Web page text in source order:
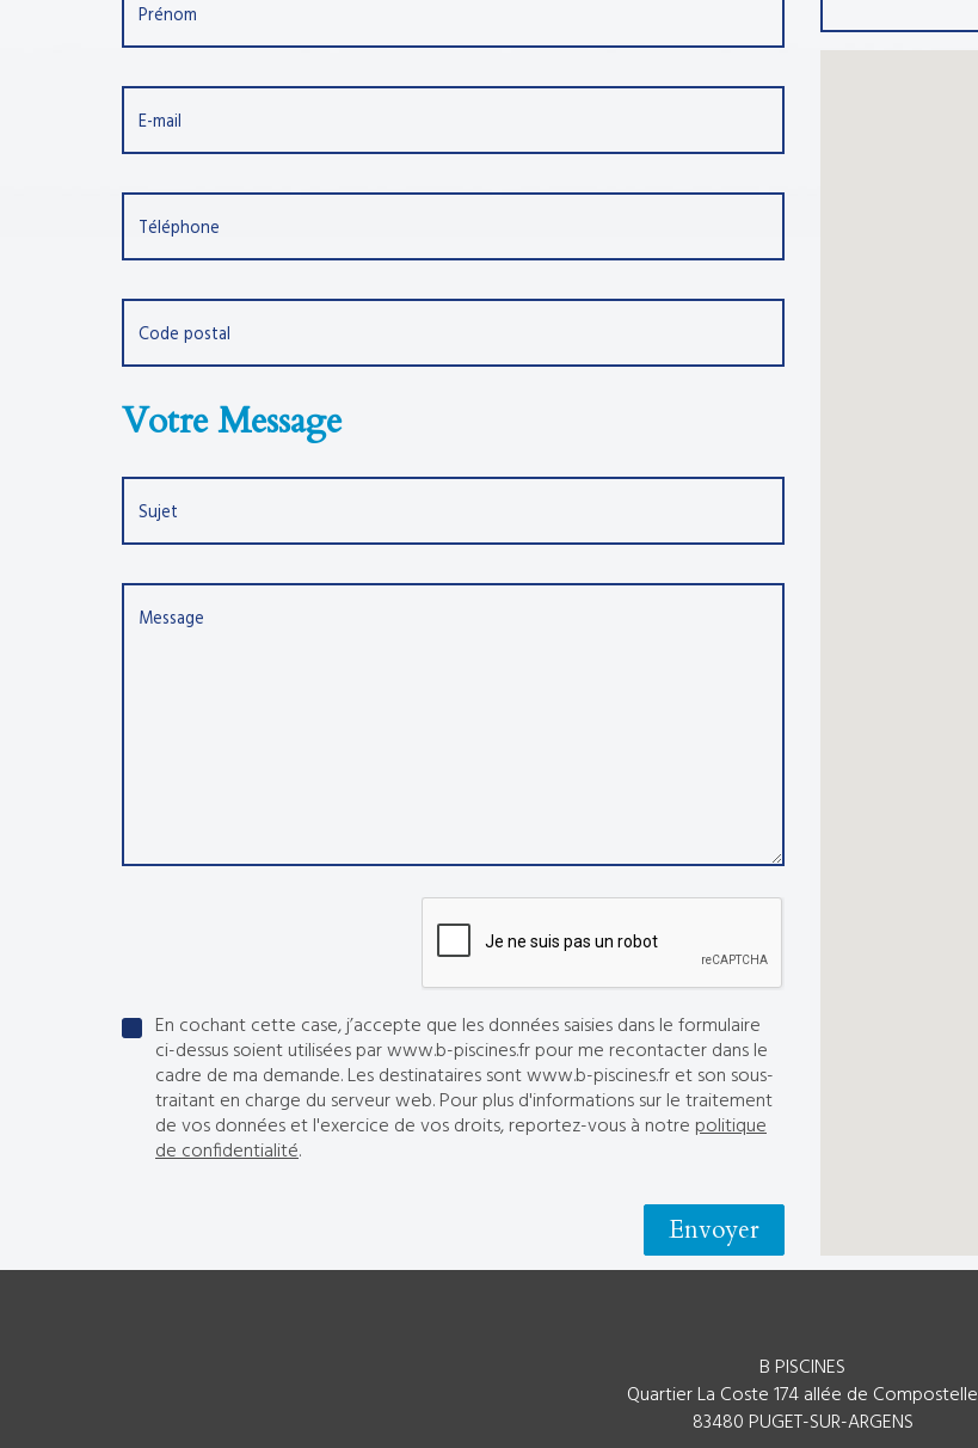
Prénom
E-mail
Téléphone
Code postal
Votre Message
Sujet
Message
En cochant cette case, j’accepte que les données saisies dans le formulaire
ci-dessus soient utilisées par www.b-piscines.fr pour me recontacter dans le
cadre de ma demande. Les destinataires sont www.b-piscines.fr et son sous-
traitant en charge du serveur web. Pour plus d'informations sur le traitement
de vos données et l'exercice de vos droits, reportez-vous à notre politique
de confidentialité.
B PISCINES
Quartier La Coste 174 allée de Compostelle
83480 PUGET-SUR-ARGENS